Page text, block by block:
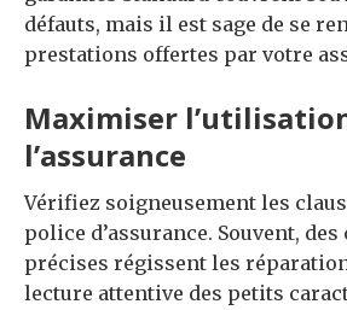
défauts, mais il est sage de se
prestations offertes par votre
Maximiser
l’assurance
Vérifiez soigneusement les
police d’assurance. Souvent,
précises régissent les
lecture attentive des petits